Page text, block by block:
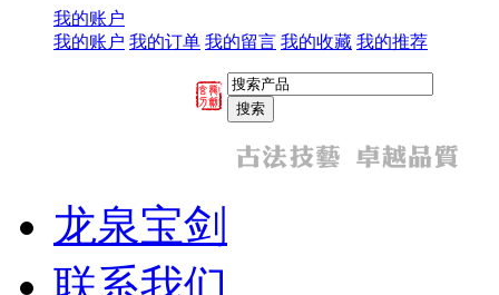
我的账户
我的账户 我的订单 我的留言 我的收藏 我的推荐
龙泉宝剑